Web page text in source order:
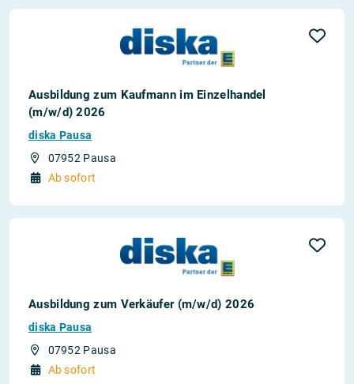
Ausbildung zum Kaufmann im Einzelhandel
(m/w/d) 2026
diska Pausa
07952 Pausa
Ab sofort
Ausbildung zum Verkäufer (m/w/d) 2026
diska Pausa
07952 Pausa
Ab sofort